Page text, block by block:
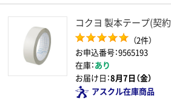
コクヨ 製本テープ(契
（2件）
お申込番号：9565193
在庫：あり
お届け日：8月7日（金）
アスクル在庫商品